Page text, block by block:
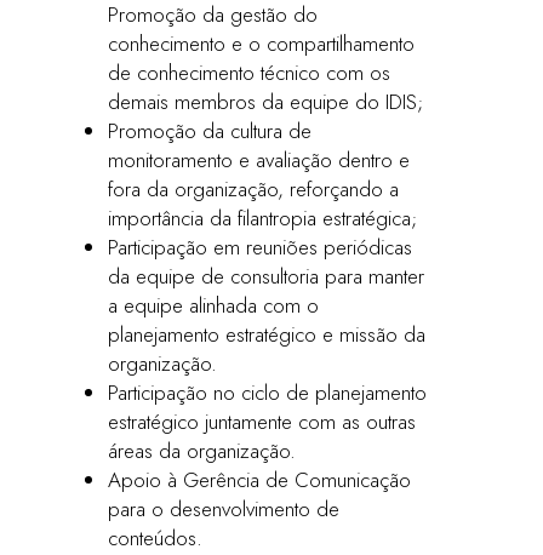
Promoção da gestão do
conhecimento e o compartilhamento
de conhecimento técnico com os
demais membros da equipe do IDIS;
Promoção da cultura de
monitoramento e avaliação dentro e
fora da organização, reforçando a
importância da filantropia estratégica;
Participação em reuniões periódicas
da equipe de consultoria para manter
a equipe alinhada com o
planejamento estratégico e missão da
organização.
Participação no ciclo de planejamento
estratégico juntamente com as outras
áreas da organização.
Apoio à Gerência de Comunicação
para o desenvolvimento de
conteúdos.